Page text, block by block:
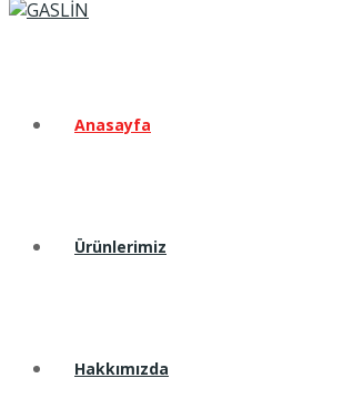
Anasayfa
Ürünlerimiz
Hakkımızda